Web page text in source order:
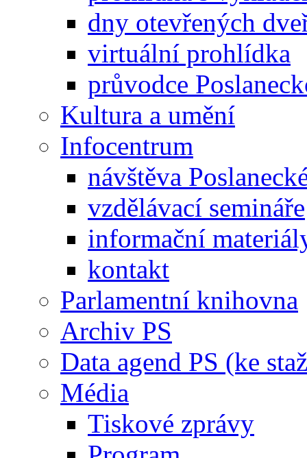
dny otevřených
virtuální prohlídka
průvodce
Kultura a umění
Infocentrum
návštěva
vzdělávací semináře
informační
kontakt
Parlamentní knihovna
Archiv PS
Data agend PS (ke
Média
Tiskové zprávy